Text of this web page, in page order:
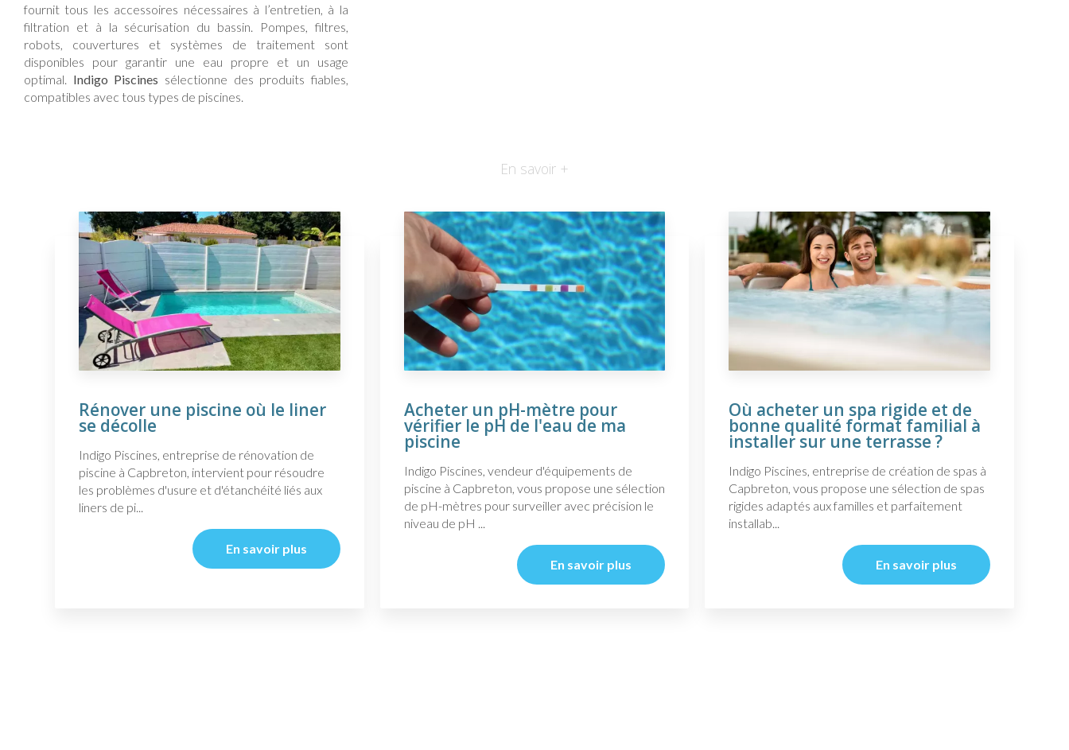
fournit tous les accessoires nécessaires à l’entretien, à la
filtration et à la sécurisation du bassin. Pompes, filtres,
robots, couvertures et systèmes de traitement sont
disponibles pour garantir une eau propre et un usage
optimal. Indigo Piscines sélectionne des produits fiables,
compatibles avec tous types de piscines.
En savoir +
Rénover une piscine où le liner
se décolle
Indigo Piscines, entreprise de rénovation de
piscine à Capbreton, intervient pour résoudre
les problèmes d'usure et d'étanchéité liés aux
liners de pi...
En savoir plus
Acheter un pH-mètre pour
vérifier le pH de l'eau de ma
piscine
Indigo Piscines, vendeur d'équipements de
piscine à Capbreton, vous propose une sélection
de pH-mètres pour surveiller avec précision le
niveau de pH ...
En savoir plus
Où acheter un spa rigide et de
bonne qualité format familial à
installer sur une terrasse ?
Indigo Piscines, entreprise de création de spas à
Capbreton, vous propose une sélection de spas
rigides adaptés aux familles et parfaitement
installab...
En savoir plus